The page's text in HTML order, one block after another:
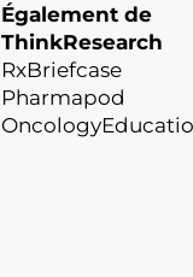
Également de
ThinkResearch
RxBriefcase
Pharmapod